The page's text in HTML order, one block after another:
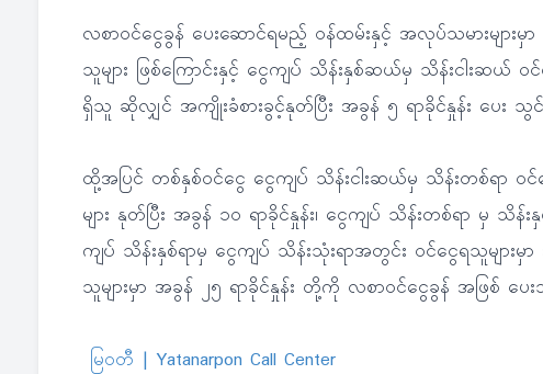
လစာဝင်ငွေခွန် ပေးဆောင်ရမည့် ဝန်ထမ်းနှင့် အလုပ်သမားမျာ
သူများ ဖြစ်ကြောင်းနှင့် ငွေကျပ် သိန်းနှစ်ဆယ်မှ သိန်းငါးဆ
ရှိသူ ဆိုလျှင် အကျိုးခံစားခွင့်နုတ်ပြီး အခွန် ၅ ရာခိုင်နှုန်း ပေး သွ
ထို့အပြင် တစ်နှစ်ဝင်ငွေ ငွေကျပ် သိန်းငါးဆယ်မှ သိန်းတစ်ရာ ဝင်
များ နုတ်ပြီး အခွန် ၁ဝ ရာခိုင်နှုန်း၊ ငွေကျပ် သိန်းတစ်ရာ မှ သိန်း
ကျပ် သိန်းနှစ်ရာမှ ငွေကျပ် သိန်းသုံးရာအတွင်း ဝင်ငွေရသူများ
သူများမှာ အခွန် ၂၅ ရာခိုင်နှုန်း တို့ကို လစာဝင်ငွေခွန် အဖြစ် ပေ
မြဝတီ | Yatanarpon Call Center